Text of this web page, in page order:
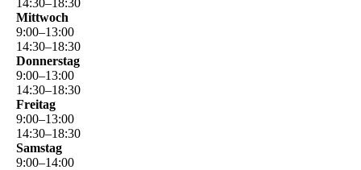
14:30–18:30
Mittwoch
9:00–13:00
14:30–18:30
Donnerstag
9:00–13:00
14:30–18:30
Freitag
9:00–13:00
14:30–18:30
Samstag
9:00–14:00